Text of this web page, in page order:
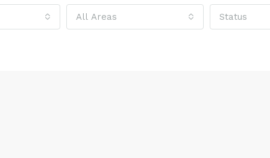
All Areas Status